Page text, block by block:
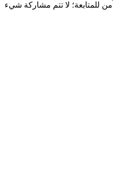
للمتابعة؛ لا تتم مشاركة شيء